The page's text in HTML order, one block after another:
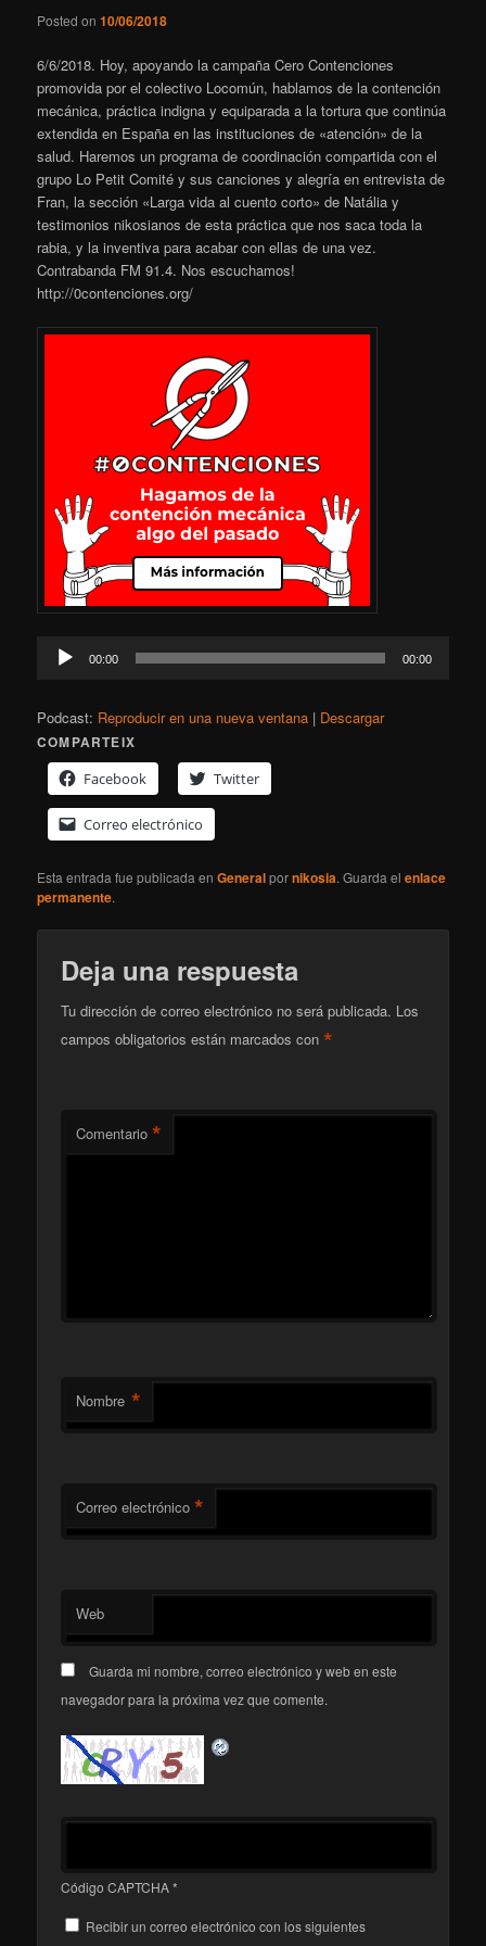
Posted on10/06/2018
6/6/2018. Hoy, apoyando la campaña Cero Contenciones
promovida por el colectivo Locomún, hablamos de la contención
mecánica, práctica indigna y equiparada a la tortura que continúa
extendida en España en las instituciones de «atención» de la
salud. Haremos un programa de coordinación compartida con el
grupo Lo Petit Comité y sus canciones y alegría en entrevista de
Fran, la sección «Larga vida al cuento corto» de Natália y
testimonios nikosianos de esta práctica que nos saca toda la
rabia, y la inventiva para acabar con ellas de una vez.
Contrabanda FM 91.4. Nos escuchamos!
http://0contenciones.org/
Reproductor
00:00 00:00
Podcast: Reproducir en una nueva ventana | Descargar
COMPARTEIX
Facebook
Twitter
Correo electrónico
Esta entrada fue publicada enGeneralpornikosia. Guarda elenlace
permanente.
Deja una respuesta
Tu dirección de correo electrónico no será publicada. Los
campos obligatorios están marcados con*
Comentario *
Nombre *
Correo electrónico *
Web
Guarda mi nombre, correo electrónico y web en este
navegador para la próxima vez que comente.
Código CAPTCHA*
Recibir un correo electrónico con los siguientes